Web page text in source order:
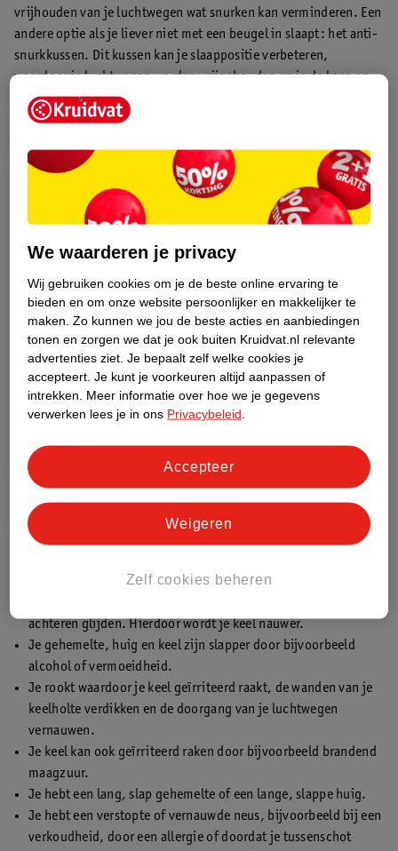
vrijhouden van je luchtwegen wat snurken kan verminderen. Een
andere optie als je liever niet met een beugel in slaapt: het anti-
snurkkussen. Dit kussen kan je slaappositie verbeteren,
waardoor je luchtwegen worden vrijgehouden en je de kans op
snurken verkleint.
Oorzaken van snurken
Snurken kan allerlei oorzaken hebben. Een aantal heb je al
voorbij zien komen in onze tips, maar voor de volledigheid
sommen we de belangrijkste oorzaken nog een keer op:
Je slaapt op je rug waardoor je spieren ontspannen en zachte
achteren glijden. Hierdoor wordt je keel nauwer.
Je gehemelte, huig en keel zijn slapper door bijvoorbeeld
alcohol of vermoeidheid.
Je rookt waardoor je keel geïrriteerd raakt, de wanden van je
keelholte verdikken en de doorgang van je luchtwegen
vernauwen.
Je keel kan ook geïrriteerd raken door bijvoorbeeld brandend
maagzuur.
Je hebt een lang, slap gehemelte of een lange, slappe huig.
Je hebt een verstopte of vernauwde neus, bijvoorbeeld bij een
verkoudheid, door een allergie of doordat je tussenschot
We waarderen je privacy
Wij gebruiken cookies om je de beste online ervaring te
bieden en om onze website persoonlijker en makkelijker te
maken. Zo kunnen we jou de beste acties en aanbiedingen
tonen en zorgen we dat je ook buiten Kruidvat.nl relevante
advertenties ziet. Je bepaalt zelf welke cookies je
accepteert. Je kunt je voorkeuren altijd aanpassen of
intrekken.
Meer informatie over hoe we je gegevens
verwerken lees je in ons Privacybeleid
Zelf cookies beheren
Weigeren
Accepteer